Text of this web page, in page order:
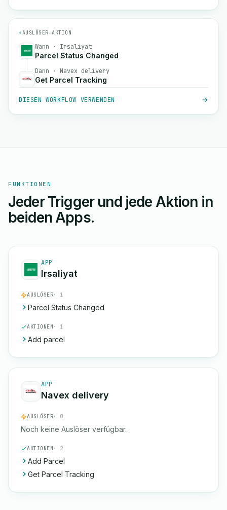
⚡AUSLÖSER→AKTION
Wann · Irsaliyat
Parcel Status Changed
Dann · Navex delivery
Get Parcel Tracking
DIESEN WORKFLOW VERWENDEN
FUNKTIONEN
Jeder Trigger und jede Aktion in
beiden Apps.
APP
Irsaliyat
AUSLÖSER· 1
Parcel Status Changed
AKTIONEN · 1
Add parcel
APP
Navex delivery
AUSLÖSER· 0
Noch keine Auslöser verfügbar.
AKTIONEN · 2
Add Parcel
Get Parcel Tracking